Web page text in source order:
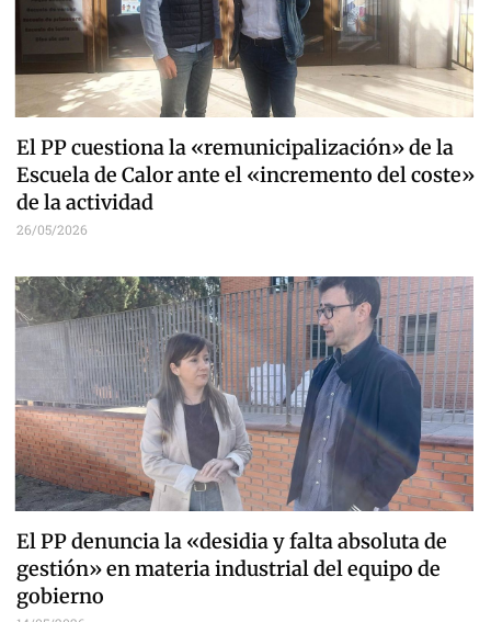
El PP cuestiona la «remunicipalización» de la
Escuela de Calor ante el «incremento del coste»
de la actividad
26/05/2026
El PP denuncia la «desidia y falta absoluta de
gestión» en materia industrial del equipo de
gobierno